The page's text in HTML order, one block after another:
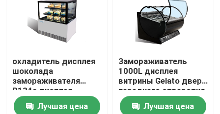
Холодильник занавеса воздуха
Коммерчески создатель льда
Замороженный распределитель напитка
охладитель дисплея
шоколада
замораживателя
R134a дисплея
мороженого 190L
Лучшая цена
Замораживатель
1000L дисплея
витрины Gelato двери
переднего отверстия
стеклянный
Лучшая цена